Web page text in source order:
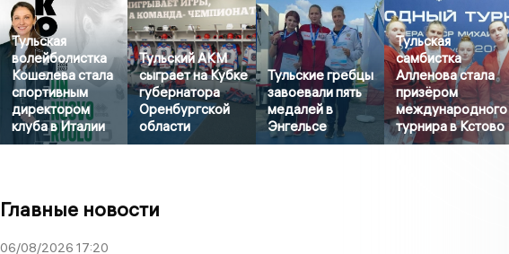
Тульская
волейболистка
Кошелева стала
спортивным
директором
клуба в Италии
Тульский АКМ
сыграет на Кубке
губернатора
Оренбургской
области
Тульские гребцы
завоевали пять
медалей в
Энгельсе
Тульская
самбистка
Алленова стала
призёром
международного
турнира в Кстово
Главные новости
06/08/2026 17:20